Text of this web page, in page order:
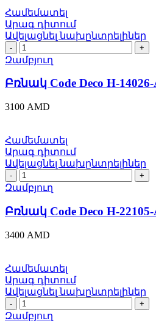
quantity
Համեմատել
Արագ դիտում
Ավելացնել նախընտրելիներ
Բռնակ
Code
Deco
H-
14026-
A-
NIS/CR
quantity
Զամբյուղ
Բռնակ Code Deco H-14026-
3100 AMD
Համեմատել
Արագ դիտում
Ավելացնել նախընտրելիներ
Բռնակ
Code
Deco
H-
22105-
CR
quantity
Զամբյուղ
Բռնակ Code Deco H-22105-
3400 AMD
Համեմատել
Արագ դիտում
Ավելացնել նախընտրելիներ
Բռնակ
Code
Զամբյուղ